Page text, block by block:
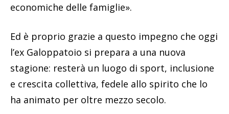
economiche delle famiglie».
Ed è proprio grazie a questo impegno che oggi
l’ex Galoppatoio si prepara a una nuova
stagione: resterà un luogo di sport, inclusione
e crescita collettiva, fedele allo spirito che lo
ha animato per oltre mezzo secolo.